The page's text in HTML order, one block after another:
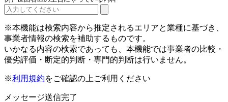
※本機能は検索内容から推定されるエリアと業種に基づき、
事業者情報の検索を補助するものです。
いかなる内容の検索であっても、本機能では事業者の比較・
優劣評価・断定的判断・専門的判断は行いません。
※利用規約をご確認の上ご利用ください
メッセージ送信完了